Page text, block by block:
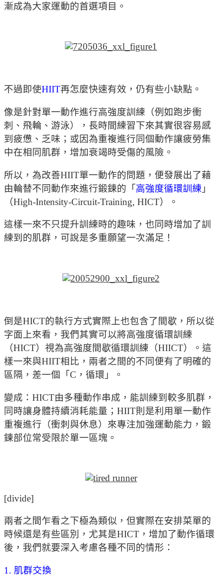
漸成為大家運動的首選項目。
不過即使HIIT再怎麼快速有效，仍有些小缺點。
像是針對單一動作進行高強度訓練（例如跑步衝
刺、飛輪、游泳），長時間練習下來其實很容易感
到疲憊、乏味；或因為重複進行同個動作讓疲勞集
中在相同肌群，增加衰竭時受傷的風險。
所以，為改善HIIT單一動作的問題，便發展出了藉
由輪替不同動作來進行鍛鍊的「高強度循環訓練 」
（High-Intensity-Circuit-Training, HICT）。
這樣一來不只提升訓練時的趣味，也同時增加了訓
練到的肌群，可說是多重願望一次滿足！
倒是HICT的執行方式實際上也包含了間歇，所以從
字面上來看，我們其實可以將高強度循環訓練
（HICT）視為高強度間歇循環訓練（HIICT）。這
樣一來與HIIT相比，兩者之間的不同便有了明確的
區隔，差一個「C，循環」。
變成：HICT由多種動作串成，能訓練到較多肌群，
同時讓身體持續消耗能量；HIIT則是利用單一動作
重複進行（衝刺與休息）來專注加強運動能力，鍛
鍊部位常受限於單一區塊。
[divide]
兩者之間乍看之下極為類似，但實際在安排菜單的
時候還是有些區別，尤其是HICT，增加了動作循環
後，我們就要深入考慮各種不同的情形：
1. 肌群交換